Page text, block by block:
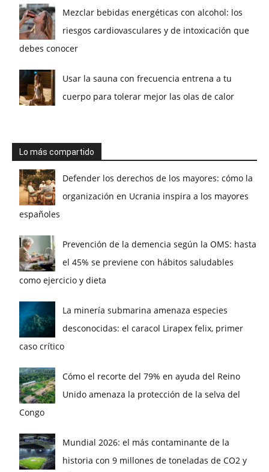
Mezclar bebidas energéticas con alcohol: los
riesgos cardiovasculares y de intoxicación que
debes conocer
Usar la sauna con frecuencia entrena a tu
cuerpo para tolerar mejor las olas de calor
Lo más compartido
Defender los derechos de los mayores: cómo la
organización en Ucrania inspira a los mayores
españoles
Prevención de la demencia según la OMS: hasta
el 45% se previene con hábitos saludables
como ejercicio y dieta
La minería submarina amenaza especies
desconocidas: el caracol Lirapex felix, primer
caso crítico
Cómo el recorte del 79% en ayuda del Reino
Unido amenaza la protección de la selva del
Congo
Mundial 2026: el más contaminante de la
historia con 9 millones de toneladas de CO2 y